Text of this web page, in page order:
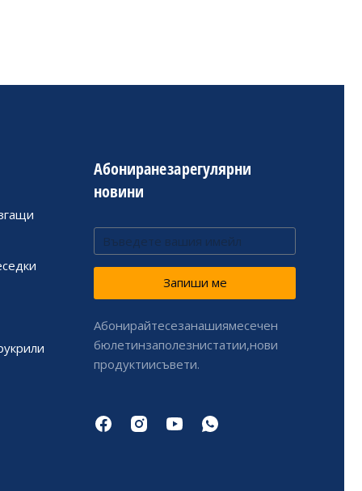
Абониране за регулярни
новини
Запиши ме
Абонирайте се за нашия месечен
бюлетин за полезни статии, нови
продукти и съвети.